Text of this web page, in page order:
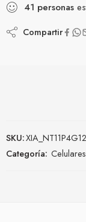
41 personas
Compartir
SKU:
Categoría: Celulares